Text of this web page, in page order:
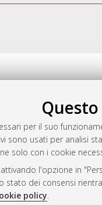
per il suo
sono usati per analisi
solo con i cookie
l'opzione in
stato dei consensi
policy.
10.17616/R3P19R
e gestito da
AlmaDL
privacy
del sito
del repository